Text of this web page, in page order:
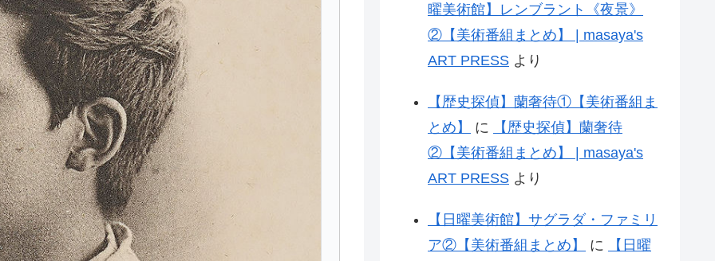
曜美術館】レンブラント《夜景》
②【美術番組まとめ】 | masaya's
ART PRESS より
【歴史探偵】蘭奢待①【美術番組ま
とめ】
に
【歴史探偵】蘭奢待
②【美術番組まとめ】 | masaya's
ART PRESS より
【日曜美術館】サグラダ・ファミリ
ア②【美術番組まとめ】
に
【日曜